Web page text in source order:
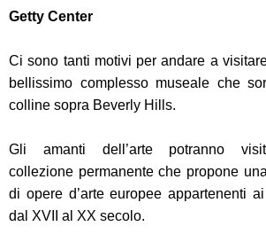
Getty Center
Ci sono tanti motivi per andare a
bellissimo complesso museale che
colline sopra Beverly Hills.
Gli amanti dell’arte potranno
collezione permanente che propone
di opere d’arte europee appartenenti
dal XVII al XX secolo.